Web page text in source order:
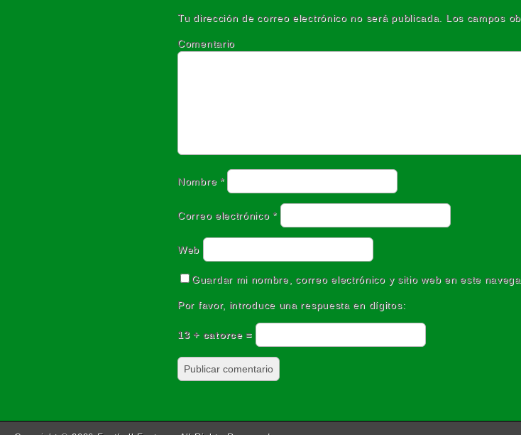
Tu dirección de correo electrónico no será publicada. Los campos
Comentario
Nombre *
Correo electrónico*
Web
Guardar mi nombre, correo electrónico y sitio web en este
Por favor, introduce una respuesta en dígitos:
13 + catorce =